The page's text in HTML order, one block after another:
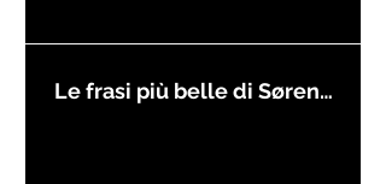
Le frasi più belle di Søren